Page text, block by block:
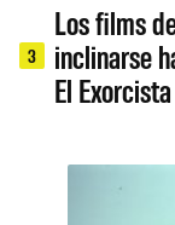
3
Los films
inclinarse
El